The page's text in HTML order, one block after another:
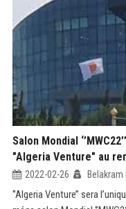
Salon Mondial
"Algeria Venture" au
2022-02-26
‘’Algeria Venture’’ sera